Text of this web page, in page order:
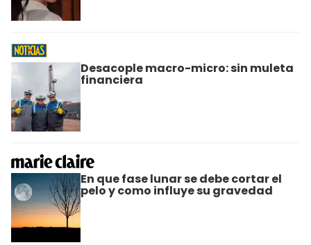
Desacople macro-micro: sin muleta
financiera
En que fase lunar se debe cortar el
pelo y como influye su gravedad